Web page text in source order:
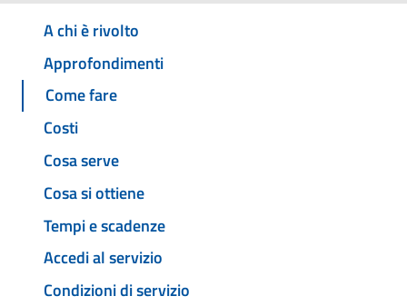
A chi è rivolto
Approfondimenti
Come fare
Costi
Cosa serve
Cosa si ottiene
Tempi e scadenze
Accedi al servizio
Condizioni di servizio